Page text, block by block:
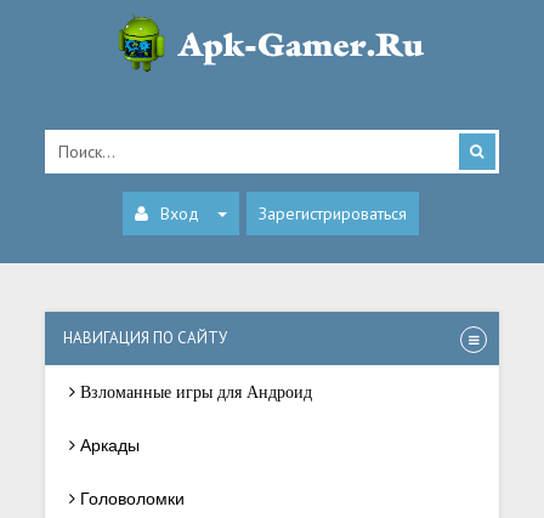
Вход Зарегистрироваться
НАВИГАЦИЯ ПО САЙТУ
Взломанные игры для Андроид
Аркады
Головоломки